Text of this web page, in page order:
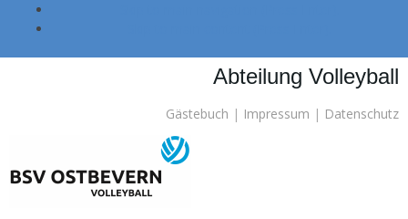
Abteilung Volleyball
Gästebuch | Impressum | Datenschutz